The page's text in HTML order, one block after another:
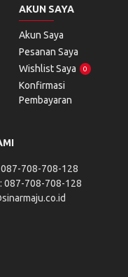
AKUN SAYA
Akun Saya
Pesanan Saya
Wishlist Saya
0
Konfirmasi
Pembayaran
087-708-708-128
087-708-708-128